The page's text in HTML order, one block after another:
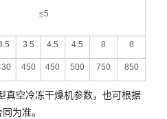
≤5
3.5 4.5 4.5 8 8
450 450 500 750 850
真空冷冻干燥机参数，也可根据
为准。